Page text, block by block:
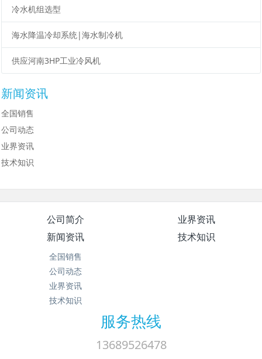
冷水机组选型
海水降温冷却系统|海水制冷机
供应河南3HP工业冷风机
新闻资讯
全国销售
公司动态
业界资讯
技术知识
公司简介
业界资讯
新闻资讯
全国销售
公司动态
业界资讯
技术知识
技术知识
服务热线
13689526478